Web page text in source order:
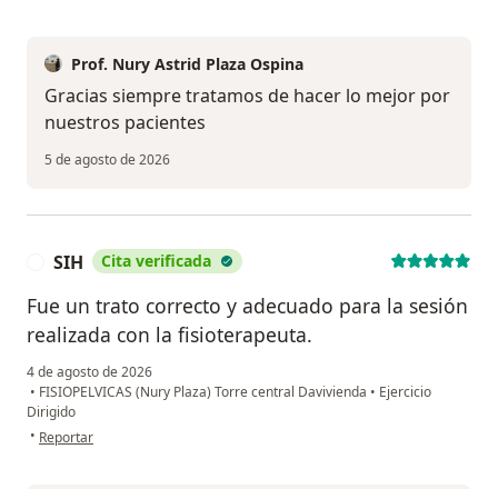
Prof. Nury Astrid Plaza Ospina
Gracias siempre tratamos de hacer lo mejor por
nuestros pacientes
5 de agosto de 2026
SIH Cita verificada
Fue un trato correcto y adecuado para la sesión
realizada con la fisioterapeuta.
4 de agosto de 2026
• FISIOPELVICAS (Nury Plaza) Torre central Davivienda • Ejercicio
Dirigido
• en opinión del usuario SIH
Reportar